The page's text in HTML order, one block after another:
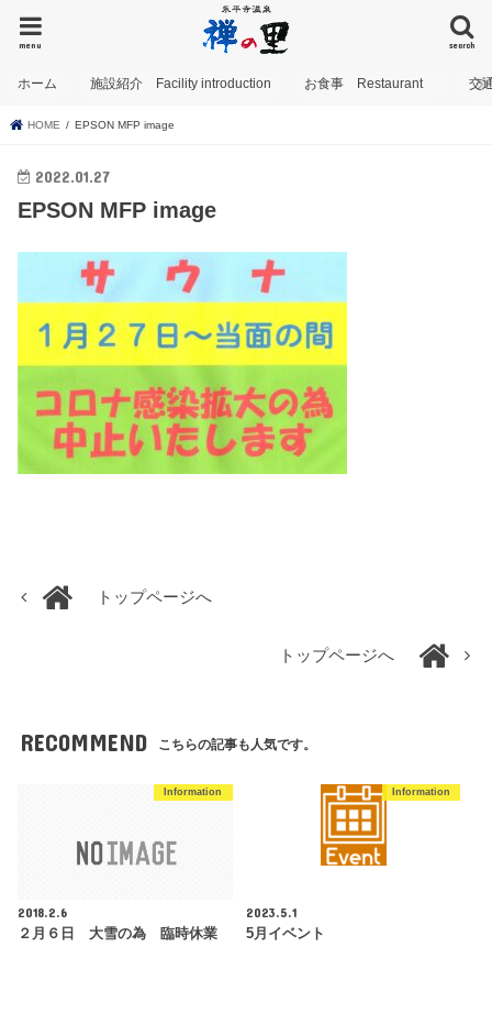
search
menu
ホーム 施設紹介 Facility introduction お食事 Restaurant 交
HOME EPSON MFP image
2022.01.27
EPSON MFP image
トップページへ
トップページへ
RECOMMEND こちらの記事も人気です。
Information
2018.2.6
２月６日 大雪の為 臨時休業
Information
2023.5.1
5月イベント